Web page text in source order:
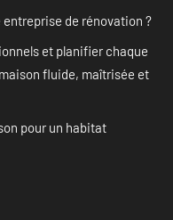
de rénovation ?
et planifier chaque
fluide, maîtrisée et
pour un habitat